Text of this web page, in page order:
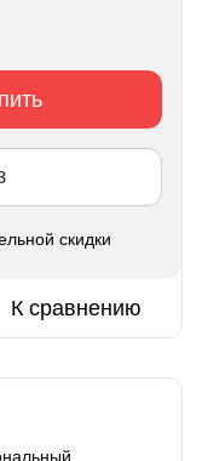
скидки
К сравнению